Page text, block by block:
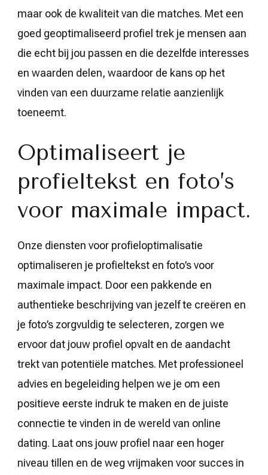
maar ook de kwaliteit van die matches. Met een
goed geoptimaliseerd profiel trek je mensen aan
die echt bij jou passen en die dezelfde interesses
en waarden delen, waardoor de kans op het
vinden van een duurzame relatie aanzienlijk
toeneemt.
Optimaliseert je
profieltekst en foto’s
voor maximale impact.
Onze diensten voor profieloptimalisatie
optimaliseren je profieltekst en foto’s voor
maximale impact. Door een pakkende en
authentieke beschrijving van jezelf te creëren en
je foto’s zorgvuldig te selecteren, zorgen we
ervoor dat jouw profiel opvalt en de aandacht
trekt van potentiële matches. Met professioneel
advies en begeleiding helpen we je om een
positieve eerste indruk te maken en de juiste
connectie te vinden in de wereld van online
dating. Laat ons jouw profiel naar een hoger
niveau tillen en de weg vrijmaken voor succes in